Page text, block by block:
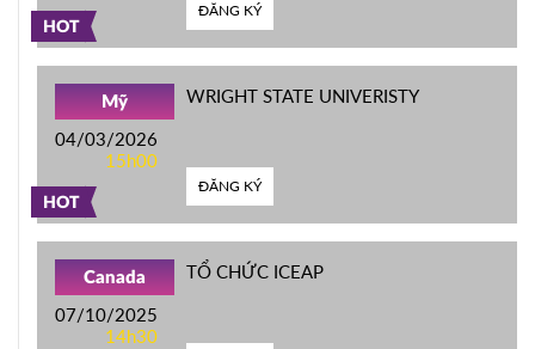
HOT
ĐĂNG KÝ
HOT
Mỹ
04/03/2026
15h00
WRIGHT STATE UNIVERISTY
ĐĂNG KÝ
Canada
07/10/2025
14h30
TỔ CHỨC ICEAP